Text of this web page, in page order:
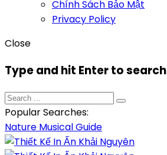
Chính Sách Bảo Mật
Privacy Policy
Close
Type and hit Enter to search
Popular Searches:
Nature MusicalGuide